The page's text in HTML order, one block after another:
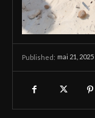
Published: mai 21, 2025